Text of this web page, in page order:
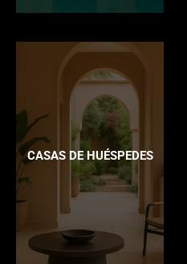
CASAS DE HUÉSPEDES